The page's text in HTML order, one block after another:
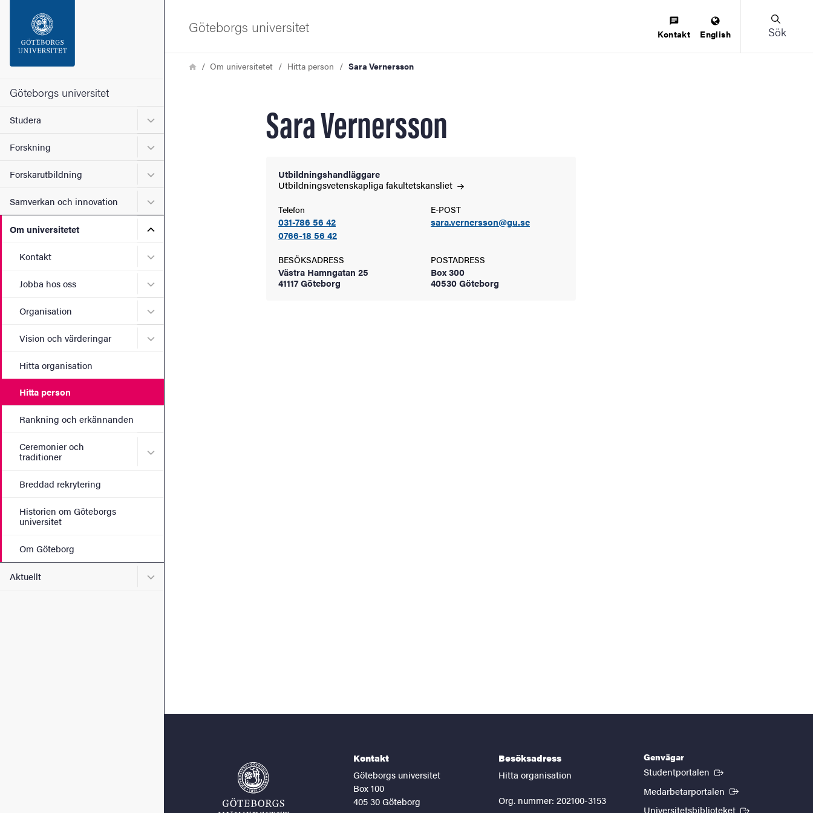
Sidfoten
Om webbplatsen
Göteborgs universitet
Studera Undermeny för Studera
Forskning Undermeny för Forskning
Forskarutbildning Undermeny för Forskarutbildning
Samverkan och innovation Undermeny för Samverkan och innovation
Om universitetet Undermeny för Om universitetet
Kontakt Undermeny för Kontakt
Jobba hos oss Undermeny för Jobba hos oss
Organisation Undermeny för Organisation
Vision och värderingar Undermeny för Vision och värderingar
Hitta organisation
Hitta person
Rankning och erkännanden
Ceremonier och
traditioner
Undermeny för Ceremonier och traditioner
Breddad rekrytering
Historien om Göteborgs
universitet
Om Göteborg
Aktuellt Undermeny för Aktuellt
Göteborgs universitet Kontakt English Sök
LänkstigHemOm universitetet Hitta person Sara Vernersson
Sara Vernersson
Utbildningshandläggare
Utbildningsvetenskapliga fakultetskansliet
Telefon
031-786 56 42
0766-18 56 42
E-POST
sara.vernersson@gu.se
BESÖKSADRESS
Västra Hamngatan 25
41117 Göteborg
POSTADRESS
Box 300
40530 Göteborg
Kontakt
Göteborgs universitet
Box 100
405 30 Göteborg
Besöksadress
Hitta organisation
Org. nummer: 202100-3153
Genvägar
Studentportalen (Extern länk)
Medarbetarportalen (Extern länk)
Universitetsbiblioteket (Extern länk)